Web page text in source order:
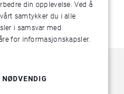
din opplevelse. Ved å
samtykker du i alle
i samsvar med
for informasjonskapsler.
NØDVENDIG